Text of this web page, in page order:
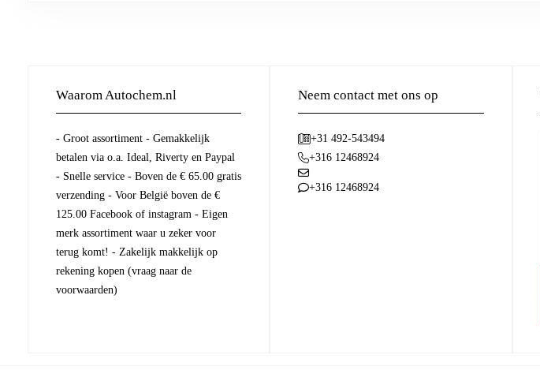
Waarom Autochem.nl
- Groot assortiment - Gemakkelijk
betalen via o.a. Ideal, Riverty en Paypal
- Snelle service - Boven de € 65.00 gratis
verzending - Voor België boven de €
125.00 Facebook of instagram - Eigen
merk assortiment waar u zeker voor
terug komt! - Zakelijk makkelijk op
rekening kopen (vraag naar de
voorwaarden)
Neem contact met ons op
+31 492-543494
+316 12468924
+316 12468924